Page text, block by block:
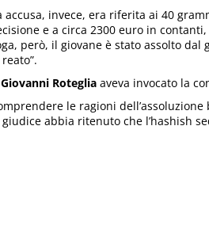
accusa, invece, era riferita ai 40
e a circa 2300 euro in contanti,
però, il giovane è stato assolto
Giovanni Roteglia aveva invocato la
le ragioni
abbia ritenuto che l’hashish